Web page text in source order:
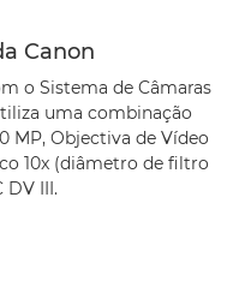
Canon
o Sistema de Câmaras
uma combinação
MP, Objectiva de Vídeo
10x (diâmetro de filtro
DV III.